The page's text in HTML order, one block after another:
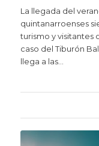
La llegada del
quintanarroenses
turismo y visitantes
caso del Tiburón
llega a las…